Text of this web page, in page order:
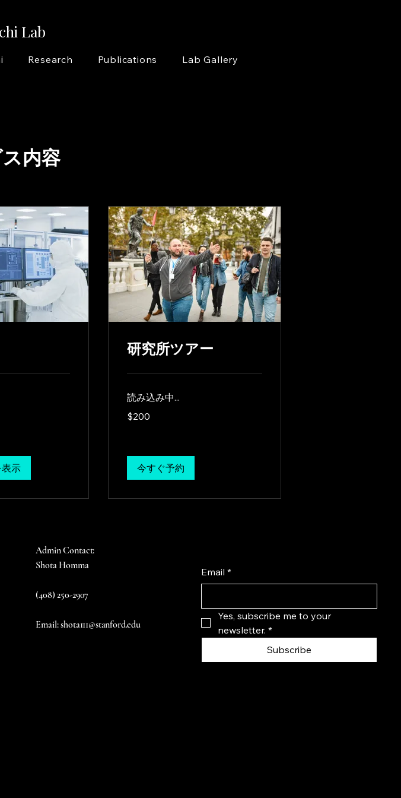
Lab
Research Publications Lab Gallery
内容
示
研究所ツアー
読み込み中...
US
dollars
$200
今すぐ予約
Admin Contact:
Shota Homma
(408) 250-2907
Email: shota111@stanford.edu
Email *
Yes, subscribe me to your
newsletter. *
Subscribe